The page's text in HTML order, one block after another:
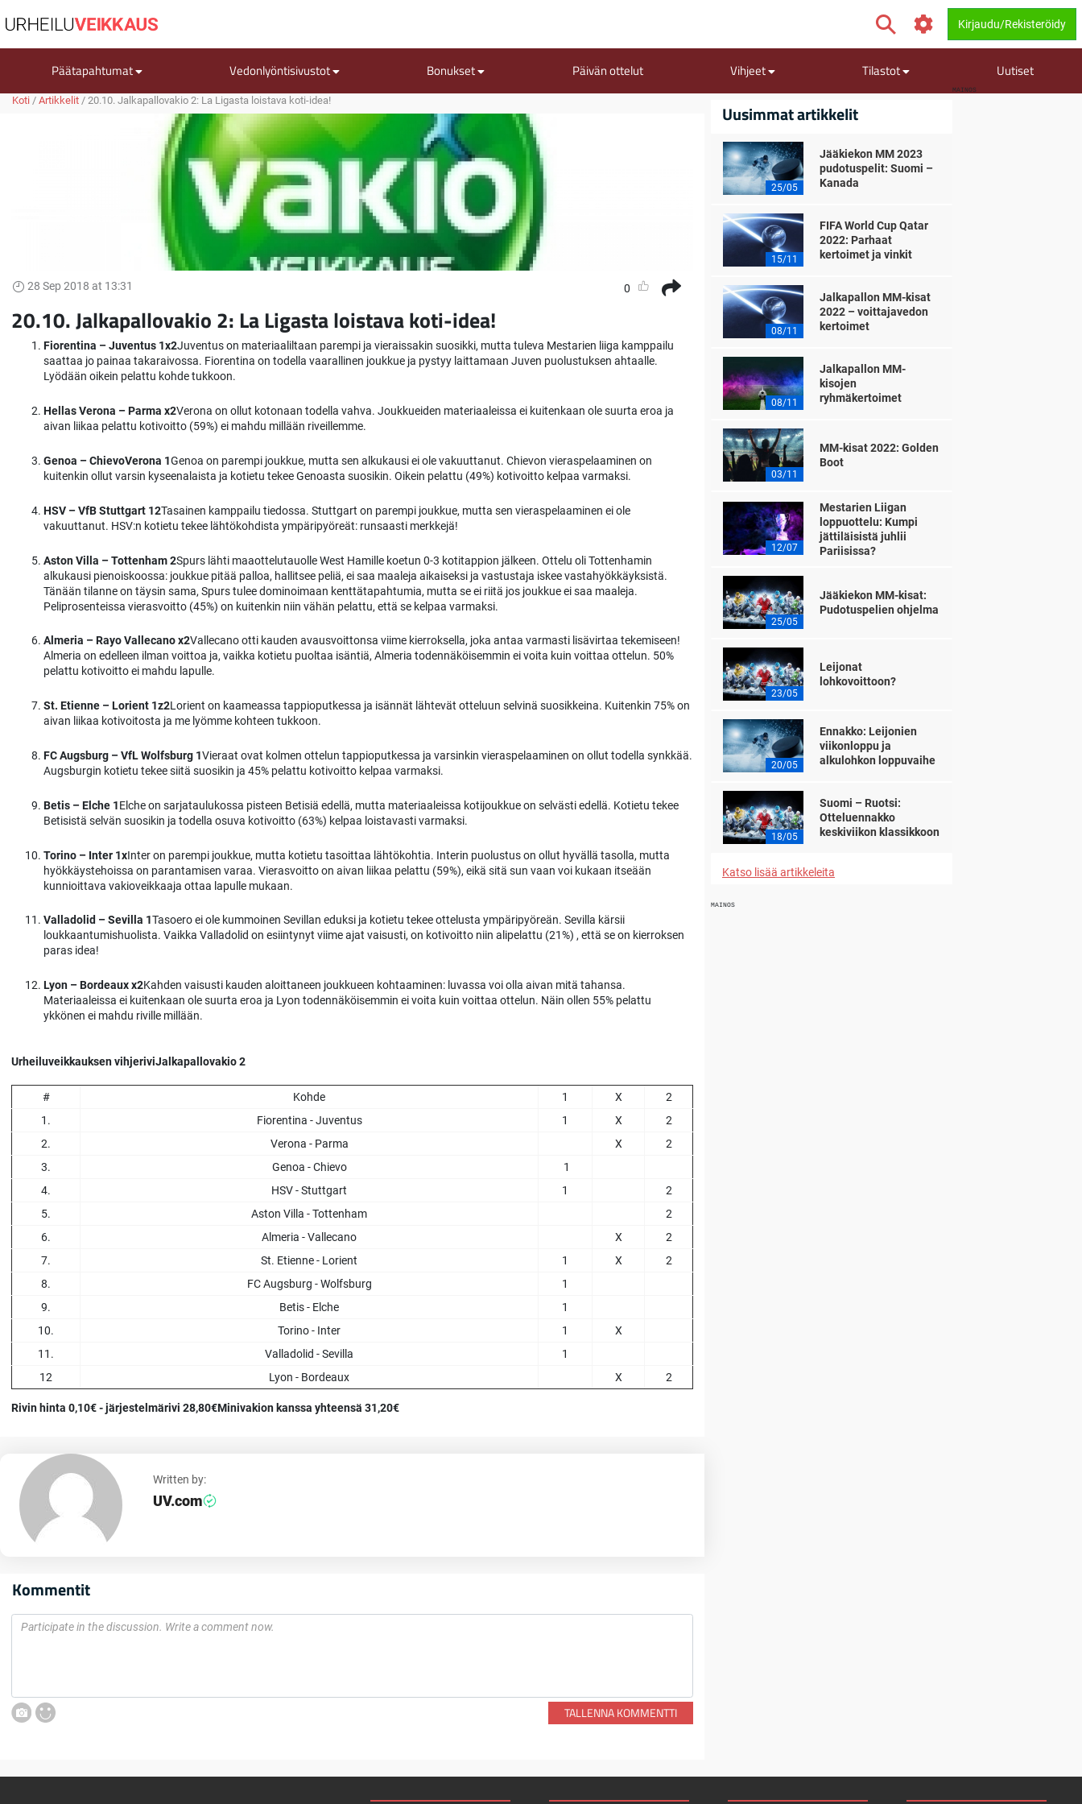
Kirjaudu/Rekisteröidy
Päätapahtumat Vedonlyöntisivustot Bonukset Päivän ottelut Vihjeet Tilastot Uutiset
MAINOS
Koti / Artikkelit / 20.10. Jalkapallovakio 2: La Ligasta loistava koti-idea!
28 Sep 2018 at 13:31 0
20.10. Jalkapallovakio 2: La Ligasta loistava koti-idea!
Fiorentina – Juventus 1x2Juventus on materiaaliltaan parempi ja vieraissakin suosikki, mutta tuleva Mestarien liiga kamppailu
saattaa jo painaa takaraivossa. Fiorentina on todella vaarallinen joukkue ja pystyy laittamaan Juven puolustuksen ahtaalle.
Lyödään oikein pelattu kohde tukkoon.
Hellas Verona – Parma x2Verona on ollut kotonaan todella vahva. Joukkueiden materiaaleissa ei kuitenkaan ole suurta eroa ja
aivan liikaa pelattu kotivoitto (59%) ei mahdu millään riveillemme.
Genoa – ChievoVerona 1Genoa on parempi joukkue, mutta sen alkukausi ei ole vakuuttanut. Chievon vieraspelaaminen on
kuitenkin ollut varsin kyseenalaista ja kotietu tekee Genoasta suosikin. Oikein pelattu (49%) kotivoitto kelpaa varmaksi.
HSV – VfB Stuttgart 12Tasainen kamppailu tiedossa. Stuttgart on parempi joukkue, mutta sen vieraspelaaminen ei ole
vakuuttanut. HSV:n kotietu tekee lähtökohdista ympäripyöreät: runsaasti merkkejä!
Aston Villa – Tottenham 2Spurs lähti maaottelutauolle West Hamille koetun 0-3 kotitappion jälkeen. Ottelu oli Tottenhamin
alkukausi pienoiskoossa: joukkue pitää palloa, hallitsee peliä, ei saa maaleja aikaiseksi ja vastustaja iskee vastahyökkäyksistä.
Tänään tilanne on täysin sama, Spurs tulee dominoimaan kenttätapahtumia, mutta se ei riitä jos joukkue ei saa maaleja.
Peliprosenteissa vierasvoitto (45%) on kuitenkin niin vähän pelattu, että se kelpaa varmaksi.
Almeria – Rayo Vallecano x2Vallecano otti kauden avausvoittonsa viime kierroksella, joka antaa varmasti lisävirtaa tekemiseen!
Almeria on edelleen ilman voittoa ja, vaikka kotietu puoltaa isäntiä, Almeria todennäköisemmin ei voita kuin voittaa ottelun. 50%
pelattu kotivoitto ei mahdu lapulle.
St. Etienne – Lorient 1z2Lorient on kaameassa tappioputkessa ja isännät lähtevät otteluun selvinä suosikkeina. Kuitenkin 75% on
aivan liikaa kotivoitosta ja me lyömme kohteen tukkoon.
FC Augsburg – VfL Wolfsburg 1Vieraat ovat kolmen ottelun tappioputkessa ja varsinkin vieraspelaaminen on ollut todella synkkää.
Augsburgin kotietu tekee siitä suosikin ja 45% pelattu kotivoitto kelpaa varmaksi.
Betis – Elche 1Elche on sarjataulukossa pisteen Betisiä edellä, mutta materiaaleissa kotijoukkue on selvästi edellä. Kotietu tekee
Betisistä selvän suosikin ja todella osuva kotivoitto (63%) kelpaa loistavasti varmaksi.
Torino – Inter 1xInter on parempi joukkue, mutta kotietu tasoittaa lähtökohtia. Interin puolustus on ollut hyvällä tasolla, mutta
hyökkäystehoissa on parantamisen varaa. Vierasvoitto on aivan liikaa pelattu (59%), eikä sitä sun vaan voi kukaan itseään
kunnioittava vakioveikkaaja ottaa lapulle mukaan.
Valladolid – Sevilla 1Tasoero ei ole kummoinen Sevillan eduksi ja kotietu tekee ottelusta ympäripyöreän. Sevilla kärsii
loukkaantumishuolista. Vaikka Valladolid on esiintynyt viime ajat vaisusti, on kotivoitto niin alipelattu (21%) , että se on kierroksen
paras idea!
Lyon – Bordeaux x2Kahden vaisusti kauden aloittaneen joukkueen kohtaaminen: luvassa voi olla aivan mitä tahansa.
Materiaaleissa ei kuitenkaan ole suurta eroa ja Lyon todennäköisemmin ei voita kuin voittaa ottelun. Näin ollen 55% pelattu
ykkönen ei mahdu riville millään.
Urheiluveikkauksen vihjeriviJalkapallovakio 2
# Kohde 1 X
2
1.
Fiorentina - Juventus 1 X
2
2.
Verona - Parma X
2
3.
Genoa - Chievo
1
4.
HSV - Stuttgart 1
2
5.
Aston Villa - Tottenham
2
6.
Almeria - Vallecano X
2
7.
St. Etienne - Lorient 1 X
2
8.
FC Augsburg - Wolfsburg
1
9.
Betis - Elche
1
10.
Torino - Inter 1
X
11.
Valladolid - Sevilla
1
12
Lyon - Bordeaux X 2
Rivin hinta 0,10€ - järjestelmärivi 28,80€Minivakion kanssa yhteensä 31,20€
Written by:
UV.com
Kommentit
TALLENNA KOMMENTTI
Uusimmat artikkelit
25/05
Jääkiekon MM 2023
pudotuspelit: Suomi –
Kanada
15/11
FIFA World Cup Qatar
2022: Parhaat
kertoimet ja vinkit
08/11
Jalkapallon MM-kisat
2022 – voittajavedon
kertoimet
08/11
Jalkapallon MM-
kisojen
ryhmäkertoimet
03/11
MM-kisat 2022: Golden
Boot
12/07
Mestarien Liigan
loppuottelu: Kumpi
jättiläisistä juhlii
Pariisissa?
25/05
Jääkiekon MM-kisat:
Pudotuspelien ohjelma
23/05
Leijonat
lohkovoittoon?
20/05
Ennakko: Leijonien
viikonloppu ja
alkulohkon loppuvaihe
18/05
Suomi – Ruotsi:
Otteluennakko
keskiviikon klassikkoon
Katso lisää artikkeleita
MAINOS